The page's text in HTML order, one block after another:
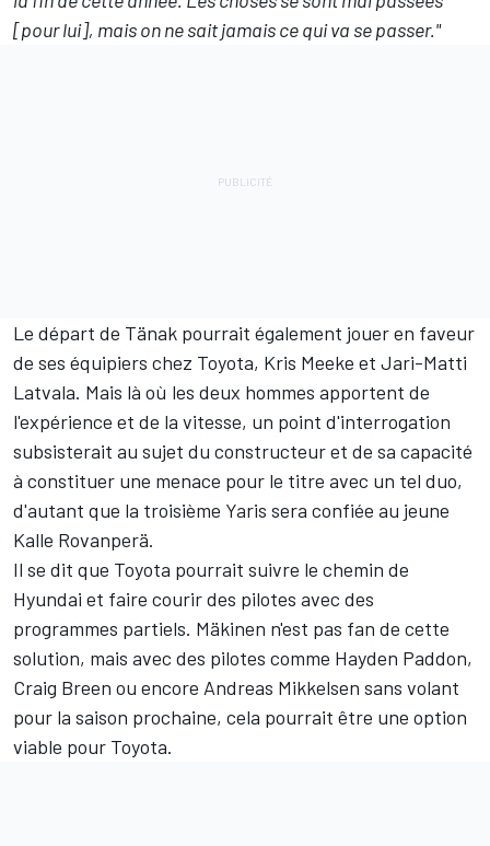
[pour lui], mais on ne sait jamais ce qui va se passer."
Le départ de Tänak pourrait également jouer en faveur
de ses équipiers chez Toyota, Kris Meeke et Jari-Matti
Latvala. Mais là où les deux hommes apportent de
l'expérience et de la vitesse, un point d'interrogation
subsisterait au sujet du constructeur et de sa capacité
à constituer une menace pour le titre avec un tel duo,
d'autant que la troisième Yaris sera confiée au jeune
Kalle Rovanperä.
Il se dit que Toyota pourrait suivre le chemin de
Hyundai et faire courir des pilotes avec des
programmes partiels. Mäkinen n'est pas fan de cette
solution, mais avec des pilotes comme Hayden Paddon,
Craig Breen ou encore Andreas Mikkelsen sans volant
pour la saison prochaine, cela pourrait être une option
viable pour Toyota.